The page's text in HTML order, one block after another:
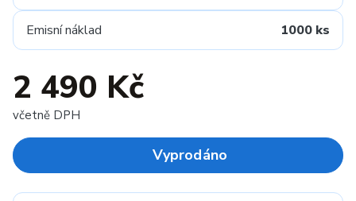
Emisní náklad 1000 ks
2 490 Kč
včetně DPH
Vyprodáno